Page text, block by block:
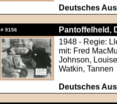
Deutsches
# 9156
Pantoffelheld,
1948 - Regie:
mit: Fred
Johnson,
Watkin, Tannen
Deutsches